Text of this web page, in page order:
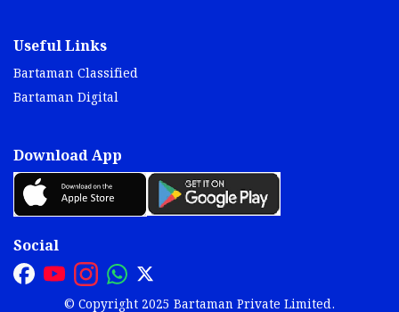
Useful Links
Bartaman Classified
Bartaman Digital
Download App
Social
© Copyright 2025 Bartaman Private Limited.